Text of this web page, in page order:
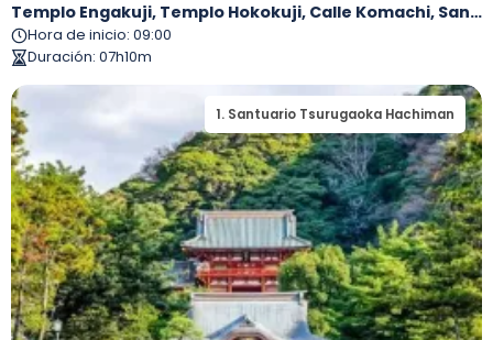
Templo Engakuji, Templo Hokokuji, Calle Komachi, Santuario Tsurugaoka Hachimangu, Templo Hasedera
Hora de inicio: 09:00
Duración: 07h10m
1. Santuario Tsurugaoka Hachiman